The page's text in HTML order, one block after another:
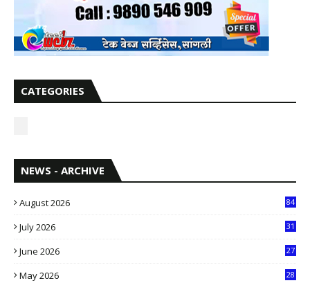
CATEGORIES
NEWS - ARCHIVE
August 2026 84
July 2026
31
June 2026
27
May 2026
28